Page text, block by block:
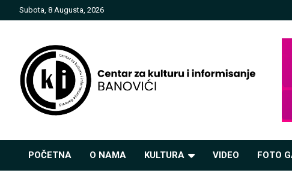
to
Subota, 8 Augusta, 2026
informisanje Banovići
POČETNA O NAMA KULTURA VIDEO FOTO